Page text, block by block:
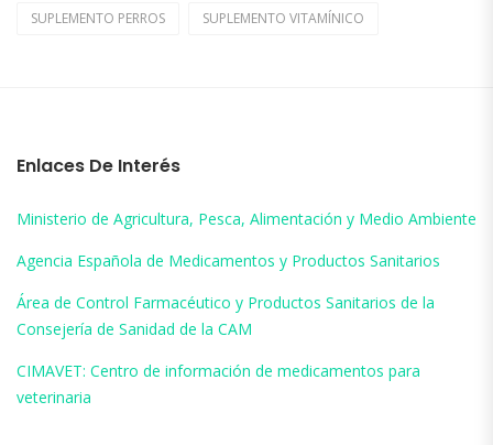
SUPLEMENTO PERROS SUPLEMENTO VITAMÍNICO
Enlaces De Interés
Ministerio de Agricultura, Pesca, Alimentación y Medio Ambiente
Agencia Española de Medicamentos y Productos Sanitarios
Área de Control Farmacéutico y Productos Sanitarios de la
Consejería de Sanidad de la CAM
CIMAVET: Centro de información de medicamentos para
veterinaria